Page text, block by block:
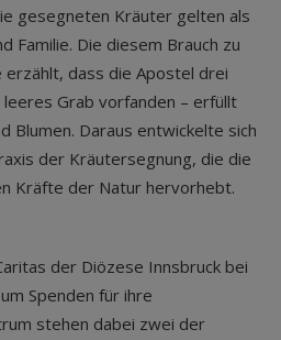
gesegneten Kräuter gelten als
Familie. Die diesem Brauch zu
erzählt, dass die Apostel drei
Grab vorfanden – erfüllt
Blumen. Daraus entwickelte sich
der Kräutersegnung, die die
Kräfte der Natur hervorhebt.
der Diözese Innsbruck bei
Spenden für ihre
stehen dabei zwei der